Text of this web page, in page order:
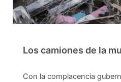
Los camiones de la
Con la complacencia